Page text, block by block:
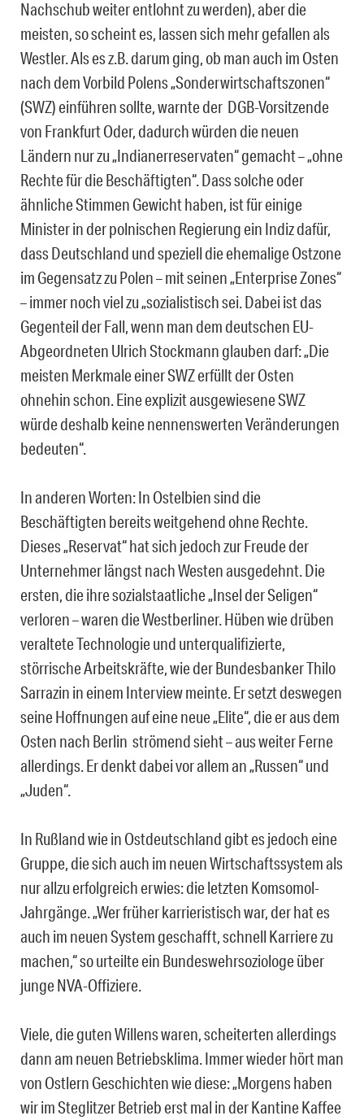
Nachschub weiter entlohnt zu werden), aber die
meisten, so scheint es, lassen sich mehr gefallen als
Westler. Als es z.B. darum ging, ob man auch im Osten
nach dem Vorbild Polens „Sonderwirtschaftszonen“
(SWZ) einführen sollte, warnte der DGB-Vorsitzende
von Frankfurt Oder, dadurch würden die neuen
Ländern nur zu „Indianerreservaten“ gemacht – „ohne
Rechte für die Beschäftigten“. Dass solche oder
ähnliche Stimmen Gewicht haben, ist für einige
Minister in der polnischen Regierung ein Indiz dafür,
dass Deutschland und speziell die ehemalige Ostzone
im Gegensatz zu Polen – mit seinen „Enterprise Zones“
– immer noch viel zu „sozialistisch sei. Dabei ist das
Gegenteil der Fall, wenn man dem deutschen EU-
Abgeordneten Ulrich Stockmann glauben darf: „Die
meisten Merkmale einer SWZ erfüllt der Osten
ohnehin schon. Eine explizit ausgewiesene SWZ
würde deshalb keine nennenswerten Veränderungen
bedeuten“.
In anderen Worten: In Ostelbien sind die
Beschäftigten bereits weitgehend ohne Rechte.
Dieses „Reservat“ hat sich jedoch zur Freude der
Unternehmer längst nach Westen ausgedehnt. Die
ersten, die ihre sozialstaatliche „Insel der Seligen“
verloren – waren die Westberliner. Hüben wie drüben
veraltete Technologie und unterqualifizierte,
störrische Arbeitskräfte, wie der Bundesbanker Thilo
Sarrazin in einem Interview meinte. Er setzt deswegen
seine Hoffnungen auf eine neue „Elite“, die er aus dem
Osten nach Berlin strömend sieht – aus weiter Ferne
allerdings. Er denkt dabei vor allem an „Russen“ und
„Juden“.
In Rußland wie in Ostdeutschland gibt es jedoch eine
Gruppe, die sich auch im neuen Wirtschaftssystem als
nur allzu erfolgreich erwies: die letzten Komsomol-
Jahrgänge. „Wer früher karrieristisch war, der hat es
auch im neuen System geschafft, schnell Karriere zu
machen,“ so urteilte ein Bundeswehrsoziologe über
junge NVA-Offiziere.
Viele, die guten Willens waren, scheiterten allerdings
dann am neuen Betriebsklima. Immer wieder hört man
von Ostlern Geschichten wie diese: „Morgens haben
wir im Steglitzer Betrieb erst mal in der Kantine Kaffee